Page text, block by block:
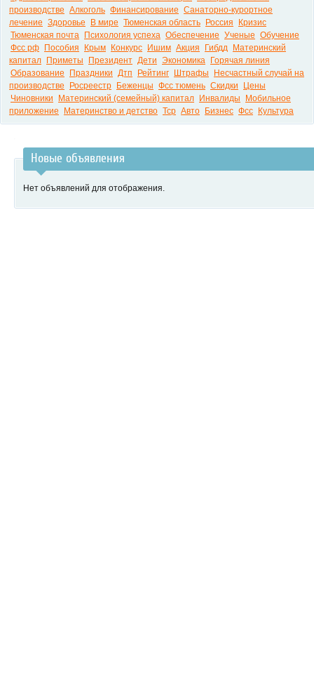
производстве Алкоголь Финансирование Санаторно-курортное
лечение Здоровье В мире Тюменская область Россия
Кризис
Тюменская почта
Психология успеха Обеспечение Ученые Обучение
Фсс рф
Пособия Крым Конкурс Ишим Акция Гибдд
Материнский
капитал
Приметы Президент Дети Экономика
Горячая линия
Образование
Праздники Дтп Рейтинг Штрафы
Несчастный случай на
производстве
Росреестр Беженцы Фсс тюмень Скидки
Цены
Чиновники
Материнский (семейный) капитал Инвалиды
Мобильное
приложение
Материнство и детство Тср Авто Бизнес Фсс Культура
Новые объявления
Нет объявлений для отображения.